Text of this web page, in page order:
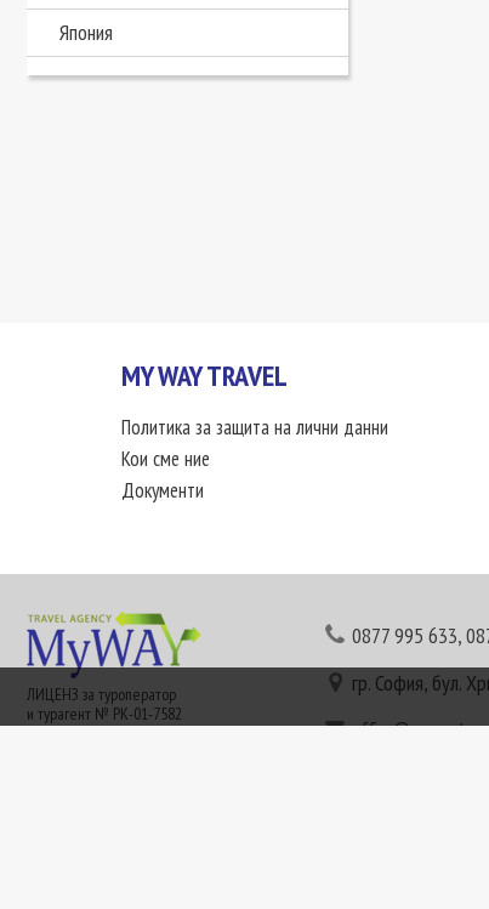
Япония
MY WAY TRAVEL
Политика за защита на лични данни
Кои сме ние
Документи
ЛИЦЕНЗ за туроператор
и турагент № РК-01-7582
0877 995 633,
гр. София, бул.